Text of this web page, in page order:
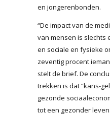
en jongerenbonden.
“De impact van de
van mensen is slechts
en sociale en fysieke
zeventig procent
stelt de brief. De
trekken is dat “kans-
gezonde
tot een gezonder